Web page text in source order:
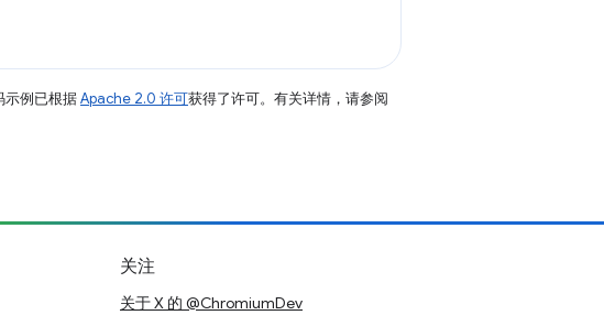
示例已根据Apache 2.0 许可获得了许可。有关详情，请参阅
关注
关于 X 的 @ChromiumDev